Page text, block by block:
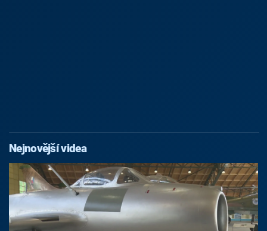
Nejnovější videa